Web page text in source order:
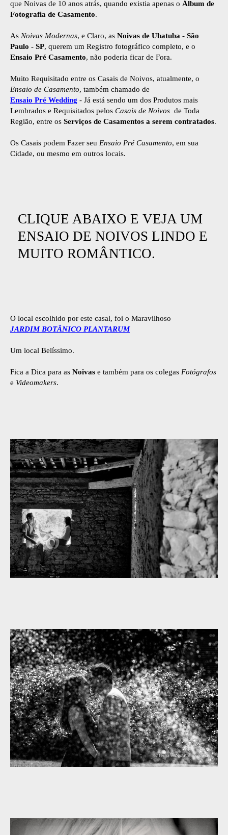
que Noivas de 10 anos atrás, quando existia apenas o Álbum de
Fotografia de Casamento.
As Noivas Modernas, e Claro, as Noivas de Ubatuba - São
Paulo - SP, querem um Registro fotográfico completo, e o
Ensaio Pré Casamento, não poderia ficar de Fora.
Muito Requisitado entre os Casais de Noivos, atualmente, o
Ensaio de Casamento, também chamado de
Ensaio Pré Wedding - Já está sendo um dos Produtos mais
Lembrados e Requisitados pelos Casais de Noivos de Toda
Região, entre os Serviços de Casamentos a serem contratados.
Os Casais podem Fazer seu Ensaio Pré Casamento, em sua
Cidade, ou mesmo em outros locais.
CLIQUE ABAIXO E VEJA UM
ENSAIO DE NOIVOS LINDO E
MUITO ROMÂNTICO.
O local escolhido por este casal, foi o Maravilhoso
JARDIM BOTÂNICO PLANTARUM
Um local Belíssimo.
Fica a Dica para as Noivas e também para os colegas Fotógrafos
e Videomakers.